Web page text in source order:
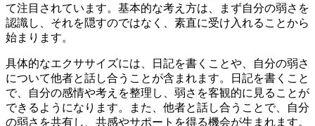
て注目されています。基本的な考え方は、まず自分の弱さを
認識し、それを隠すのではなく、素直に受け入れることから
始まります。
具体的なエクササイズには、日記を書くことや、自分の弱さ
について他者と話し合うことが含まれます。日記を書くこと
で、自分の感情や考えを整理し、弱さを客観的に見ることが
できるようになります。また、他者と話し合うことで、自分
の弱さを共有し、共感やサポートを得る機会が生まれます。